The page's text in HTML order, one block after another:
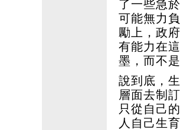
了一些急
可能無力
勵上，政
有能力在
墨，而不
說到底，
層面去制
只從自己
人自己生育